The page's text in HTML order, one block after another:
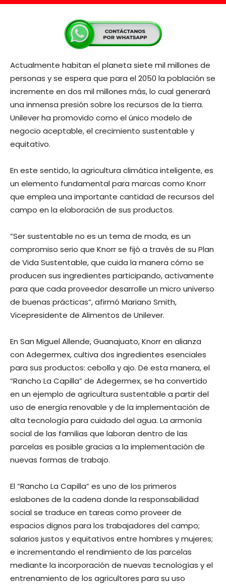
Actualmente habitan el planeta siete mil millones de
personas y se espera que para el 2050 la población se
incremente en dos mil millones más, lo cual generará
una inmensa presión sobre los recursos de la tierra.
Unilever ha promovido como el único modelo de
negocio aceptable, el crecimiento sustentable y
equitativo.
En este sentido, la agricultura climática inteligente, es
un elemento fundamental para marcas como Knorr
que emplea una importante cantidad de recursos del
campo en la elaboración de sus productos.
“Ser sustentable no es un tema de moda, es un
compromiso serio que Knorr se fijó a través de su Plan
de Vida Sustentable, que cuida la manera cómo se
producen sus ingredientes participando, activamente
para que cada proveedor desarrolle un micro universo
de buenas prácticas”, afirmó Mariano Smith,
Vicepresidente de Alimentos de Unilever.
En San Miguel Allende, Guanajuato, Knorr en alianza
con Adegermex, cultiva dos ingredientes esenciales
para sus productos: cebolla y ajo. De esta manera, el
“Rancho La Capilla” de Adegermex, se ha convertido
en un ejemplo de agricultura sustentable a partir del
uso de energía renovable y de la implementación de
alta tecnología para cuidado del agua. La armonía
social de las familias que laboran dentro de las
parcelas es posible gracias a la implementación de
nuevas formas de trabajo.
El “Rancho La Capilla” es uno de los primeros
eslabones de la cadena donde la responsabilidad
social se traduce en tareas como proveer de
espacios dignos para los trabajadores del campo;
salarios justos y equitativos entre hombres y mujeres;
e incrementando el rendimiento de las parcelas
mediante la incorporación de nuevas tecnologías y el
entrenamiento de los agricultores para su uso